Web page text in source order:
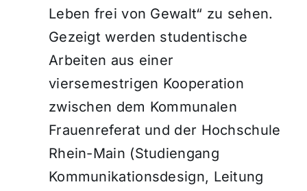
Leben frei von Gewalt“ zu sehen.
Gezeigt werden studentische
Arbeiten aus einer
viersemestrigen Kooperation
zwischen dem Kommunalen
Frauenreferat und der Hochschule
Rhein-Main (Studiengang
Kommunikationsdesign, Leitung